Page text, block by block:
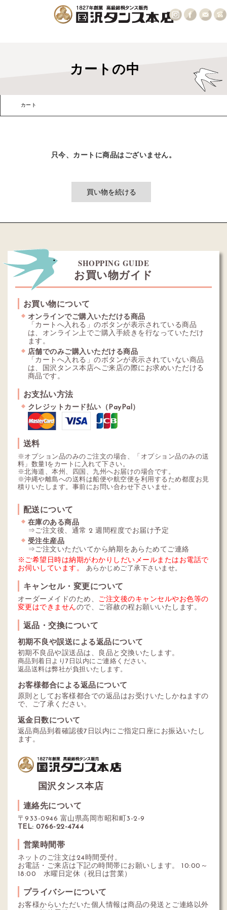
カートの中
カート
只今、カートに商品はございません。
SHOPPING GUIDE
お買い物ガイド
お買い物について
オンラインでご購入いただける商品
「カートへ入れる」のボタンが表示されている商品
は、オンライン上でご購入手続きを行なっていただけ
ます。
店舗でのみご購入いただける商品
「カートへ入れる」のボタンが表示されていない商品
は、国沢タンス本店へご来店の際にお求めいただける
商品です。
お支払い方法
クレジットカード払い（PayPal）
送料
※オプション品のみのご注文の場合、「オプション品のみの送
料」数量1をカートに入れて下さい。
※北海道、本州、四国、九州へお届けの場合です。
※沖縄や離島への送料は船便や航空便を利用するため都度お見
積りいたします。事前にお問い合わせ下さいませ。
配送について
在庫のある商品
⇒ご注文後、通常 2 週間程度でお届け予定
受注生産品
⇒ご注文いただいてから納期をあらためてご連絡
※ご希望日時は納期がわかりしだいメールまたはお電話で
お伺いしています。
あらかじめご了承下さいませ。
キャンセル・変更について
オーダーメイドのため、 ご注文後のキャンセルやお色等の
変更はできませんので、ご容赦の程お願いいたします。
返品・交換について
初期不良や誤送による返品について
初期不良品や誤送品は、良品と交換いたします。
商品到着日より7日以内にご連絡ください。
返品送料は弊社が負担いたします。
お客様都合による返品について
原則としてお客様都合での返品はお受けいたしかねますの
で、ご了承ください。
返金日数について
返品商品到着確認後7日以内にご指定口座にお振込いたし
ます。
国沢タンス本店
連絡先について
〒933-0946 富山県高岡市昭和町3-2-9
TEL: 0766-22-4744
営業時間帯
ネットのご注文は24時間受付。
お電話・ご来店は下記の時間帯にお願いします。 10:00～
18:00 水曜日定休（祝日は営業）
プライバシーについて
お客様からいただいた個人情報は商品の発送とご連絡以外